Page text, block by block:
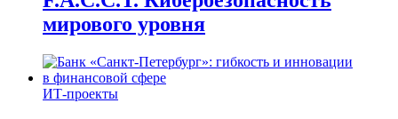
мирового уровня
ИТ-проекты